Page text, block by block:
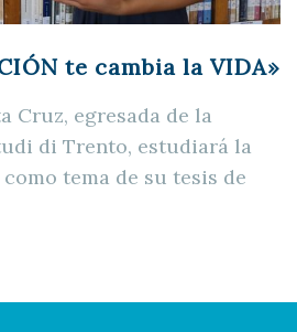
te cambia la VIDA»
Cruz, egresada de la
di Trento, estudiará la
tema de su tesis de